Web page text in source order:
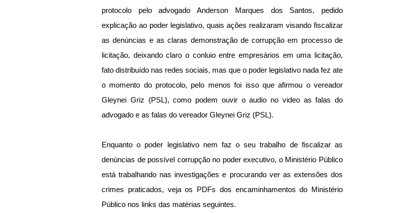
protocolo pelo advogado Anderson Marques dos Santos, pedido
explicação ao poder legislativo, quais ações realizaram visando fiscalizar
as denúncias e as claras demonstração de corrupção em processo de
licitação, deixando claro o conluio entre empresários em uma licitação,
fato distribuído nas redes sociais, mas que o poder legislativo nada fez ate
Gleynei Griz (PSL), como podem ouvir o audio no video as falas do
advogado e as falas do vereador Gleynei Griz (PSL).
Enquanto o poder legislativo nem faz o seu trabalho de fiscalizar as
denúncias de possível corrupção no poder executivo, o Ministério Público
está trabalhando nas investigações e procurando ver as extensões dos
crimes praticados, veja os PDFs dos encaminhamentos do Ministério
Público nos links das matérias seguintes.